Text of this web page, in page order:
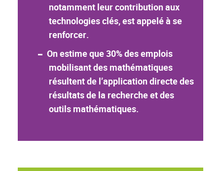
notamment leur contribution aux
technologies clés, est appelé à se
renforcer.
On estime que 30% des emplois
mobilisant des mathématiques
résultent de l’application directe des
résultats de la recherche et des
outils mathématiques.